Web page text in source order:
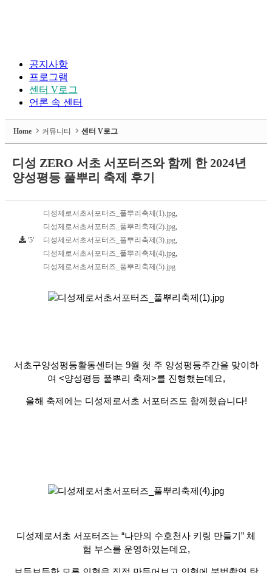
공지사항
프로그램
센터 V로그
언론 속 센터
Home 커뮤니티 센터 V로그
디성 ZERO 서초 서포터즈와 함께 한 2024년
양성평등 풀뿌리 축제 후기
'5'
디성제로서초서포터즈_풀뿌리축제(1).jpg,
디성제로서초서포터즈_풀뿌리축제(2).jpg,
디성제로서초서포터즈_풀뿌리축제(3).jpg,
디성제로서초서포터즈_풀뿌리축제(4).jpg,
디성제로서초서포터즈_풀뿌리축제(5).jpg
서초구양성평등활동센터는 9월 첫 주 양성평등주간을 맞이하
여 <양성평등 풀뿌리 축제>를 진행했는데요,
올해 축제에는 디성제로서초 서포터즈도 함께했습니다!
디성제로서초 서포터즈는 “나만의 수호천사 키링 만들기” 체
험 부스를 운영하였는데요,